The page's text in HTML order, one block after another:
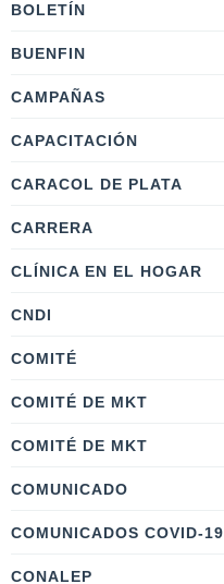
BOLETÍN
BUENFIN
CAMPAÑAS
CAPACITACIÓN
CARACOL DE PLATA
CARRERA
CLÍNICA EN EL HOGAR
CNDI
COMITÉ
COMITÉ DE MKT
COMITÉ DE MKT
COMUNICADO
COMUNICADOS COVID-19
CONALEP